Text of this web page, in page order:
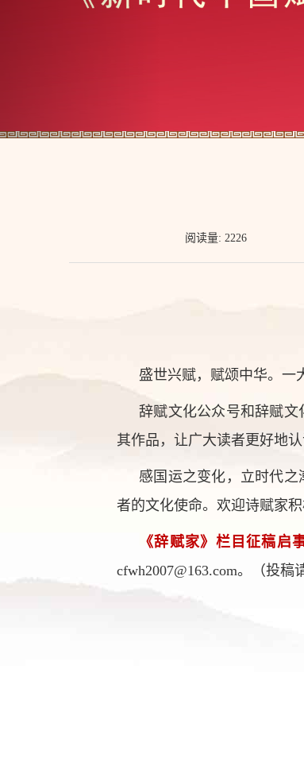
阅读量: 2226
盛世兴赋，赋颂中华。一
辞赋文化公众号和辞赋
其作品，让广大读者更好地
感国运之变化，立时代
者的文化使命。欢迎诗赋家
《辞赋家》栏目征稿启事
cfwh2007@163.com。（投稿